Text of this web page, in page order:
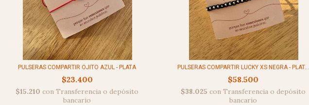
PULSERAS COMPARTIR OJITO AZUL - PLATA
$23.400
$15.210con Transferencia o depósito
bancario
PULSERAS COMPARTIR LUCKY XS NEGRA - PLAT...
$58.500
$38.025con Transferencia o depósito
bancario